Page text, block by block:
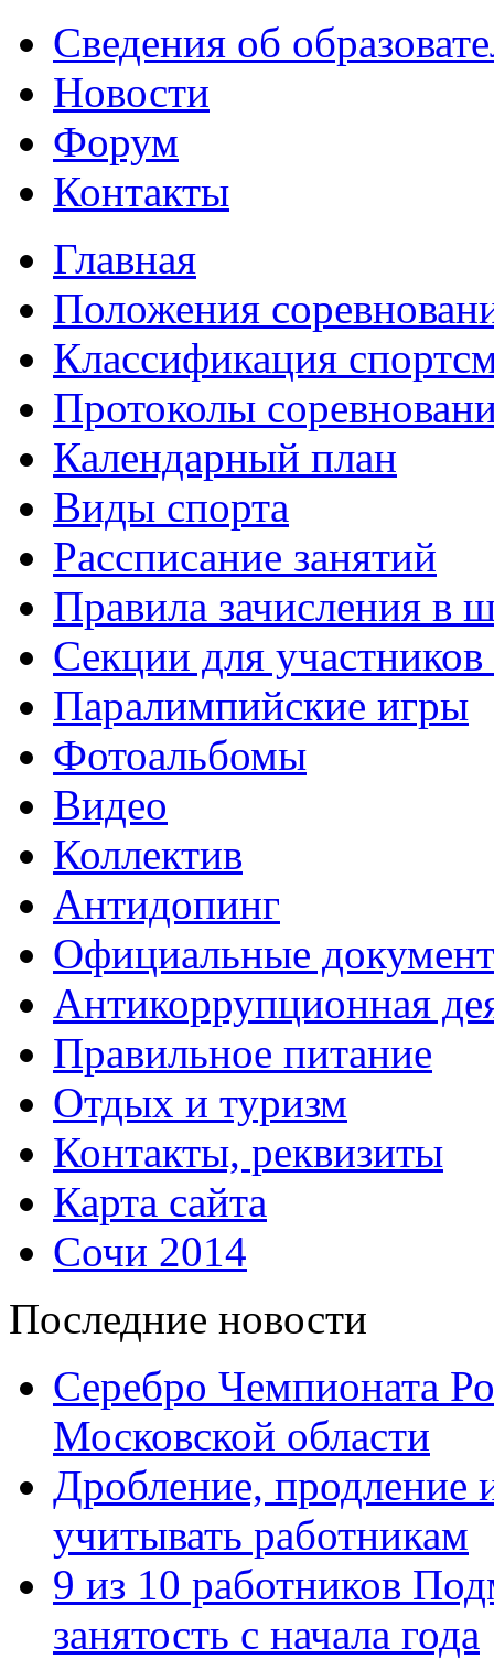
Сведения об
Новости
Форум
Контакты
Главная
Положения
Классификация
Протоколы
Календарный план
Виды спорта
Рассписание занятий
Правила зачисления в
Секции для
Паралимпийские игры
Фотоальбомы
Видео
Коллектив
Антидопинг
Официальные
Антикоррупционная
Правильное питание
Отдых и туризм
Контакты, реквизиты
Карта сайта
Сочи 2014
Последние новости
Серебро Чемпионата
Московской области
Дробление, продление
учитывать работникам
9 из 10 работников
занятость с начала года